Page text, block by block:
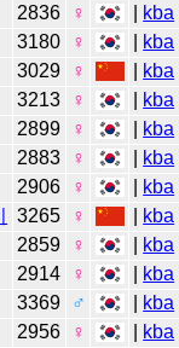
2836 ♀ kba
3180 ♀ kba
3029 ♀ kba
3213 ♀ kba
2899 ♀ kba
2883 ♀ kba
2906 ♀ kba
3265 ♀ kba
2859 ♀ kba
2914 ♀ kba
3369 ♂ kba
2956 ♀ kba